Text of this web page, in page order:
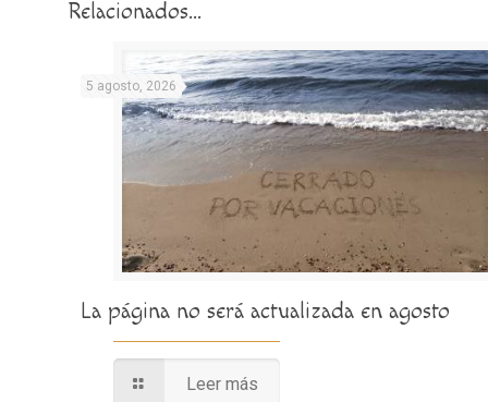
Relacionados...
5 agosto, 2026
La página no será actualizada en agosto
Leer más